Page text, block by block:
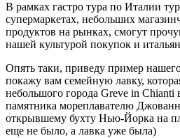
В рамках гастро тура по Италии
супермаркетах, небольших
продуктов на рынках, смогут
нашей культурой покупок и
Опять таки, приведу пример
покажу вам семейную лавку,
небольшого города Greve in Chianti
памятника мореплавателю
открывшему бухту Нью-Йорка на
еще не было, а лавка уже была)